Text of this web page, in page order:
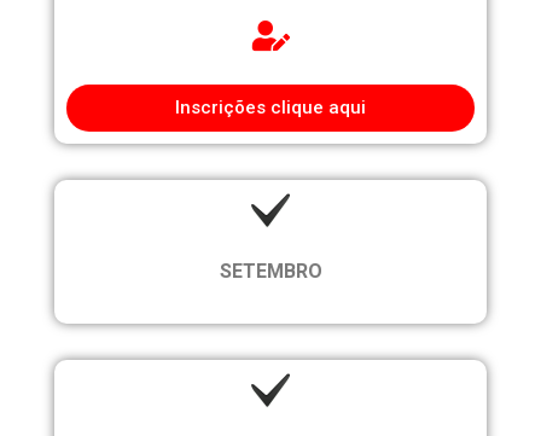
Inscrições clique aqui
SETEMBRO